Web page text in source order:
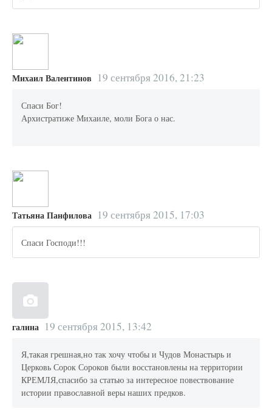
Михаил Валентинов 19 сентября 2016, 21:23
Спаси Бог!
Архистратиже Михаиле, моли Бога о нас.
Татьяна Панфилова 19 сентября 2015, 17:03
Спаси Господи!!!
галина 19 сентября 2015, 13:42
Я,такая грешная,но так хочу чтобы и Чудов Монастырь и
Церковь Сорок Сороков были восстановлены на территории
КРЕМЛЯ,спасибо за статью за интересное повествование
истории православной веры наших предков.